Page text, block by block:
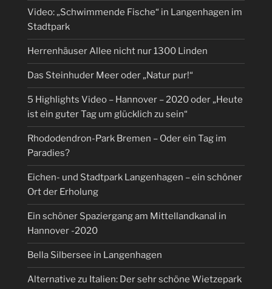
Video: „Schwimmende Fische“ in Langenhagen im
Stadtpark
Herrenhäuser Allee nicht nur 1300 Linden
Das Steinhuder Meer oder „Natur pur!“
5 Highlights Video – Hannover – 2020 oder „Heute
ist ein guter Tag um glücklich zu sein“
Rhododendron-Park Bremen – Oder ein Tag im
Paradies?
Eichen- und Stadtpark Langenhagen – ein schöner
Ort der Erholung
Ein schöner Spaziergang am Mittellandkanal in
Hannover -2020
Bella Silbersee in Langenhagen
Alternative zu Italien: Der sehr schöne Wietzepark